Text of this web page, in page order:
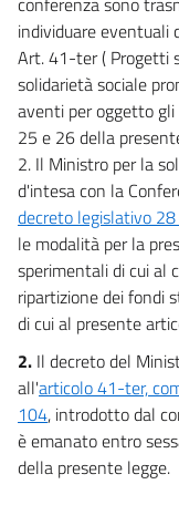
individuare eventuali
Art. 41-ter ( Progetti
solidarietà sociale
aventi per oggetto
25 e 26 della
2. Il Ministro per la
d'intesa con la
decreto legislativo
le modalità per la
sperimentali di cui al
ripartizione dei fondi
di cui al presente
2. Il decreto del
all'articolo 41-ter,
104, introdotto dal
è emanato entro
della presente legge.